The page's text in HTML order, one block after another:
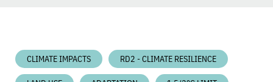
CLIMATE IMPACTS RD2 - CLIMATE RESILIENCE